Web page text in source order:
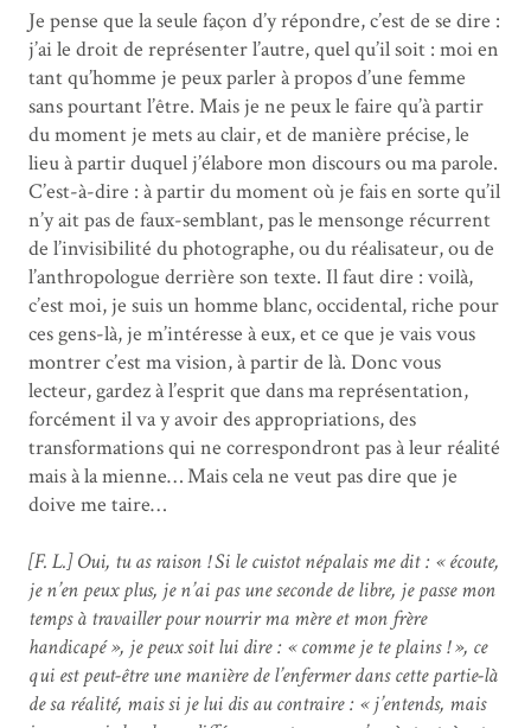
Je pense que la seule façon d’y répondre, c’est de se dire :
j’ai le droit de représenter l’autre, quel qu’il soit : moi en
tant qu’homme je peux parler à propos d’une femme
sans pourtant l’être. Mais je ne peux le faire qu’à partir
du moment je mets au clair, et de manière précise, le
lieu à partir duquel j’élabore mon discours ou ma parole.
C’est-à-dire : à partir du moment où je fais en sorte qu’il
n’y ait pas de faux-semblant, pas le mensonge récurrent
de l’invisibilité du photographe, ou du réalisateur, ou de
l’anthropologue derrière son texte. Il faut dire : voilà,
c’est moi, je suis un homme blanc, occidental, riche pour
ces gens-là, je m’intéresse à eux, et ce que je vais vous
montrer c’est ma vision, à partir de là. Donc vous
lecteur, gardez à l’esprit que dans ma représentation,
forcément il va y avoir des appropriations, des
transformations qui ne correspondront pas à leur réalité
mais à la mienne… Mais cela ne veut pas dire que je
doive me taire…
[F. L.] Oui, tu as raison ! Si le cuistot népalais me dit : « écoute,
je n’en peux plus, je n’ai pas une seconde de libre, je passe mon
temps à travailler pour nourrir ma mère et mon frère
handicapé », je peux soit lui dire : « comme je te plains ! », ce
qui est peut-être une manière de l’enfermer dans cette partie-là
de sa réalité, mais si je lui dis au contraire : « j’entends, mais